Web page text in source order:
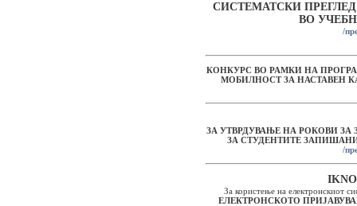
СИСТЕМАТСКИ
ВО
/
КОНКУРС ВО РАМКИ НА
МОБИЛНОСТ ЗА НАСТАВЕН
ЗА УТВРДУВАЊЕ НА РОКОВИ
ЗА СТУДЕНТИТЕ ЗАПИШАНИ
/
За користење на електронскиот
ЕЛЕКТРОНСКОТО